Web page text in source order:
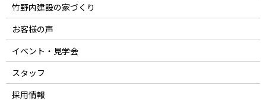
竹野内建設の家づくり
お客様の声
イベント・見学会
スタッフ
採用情報